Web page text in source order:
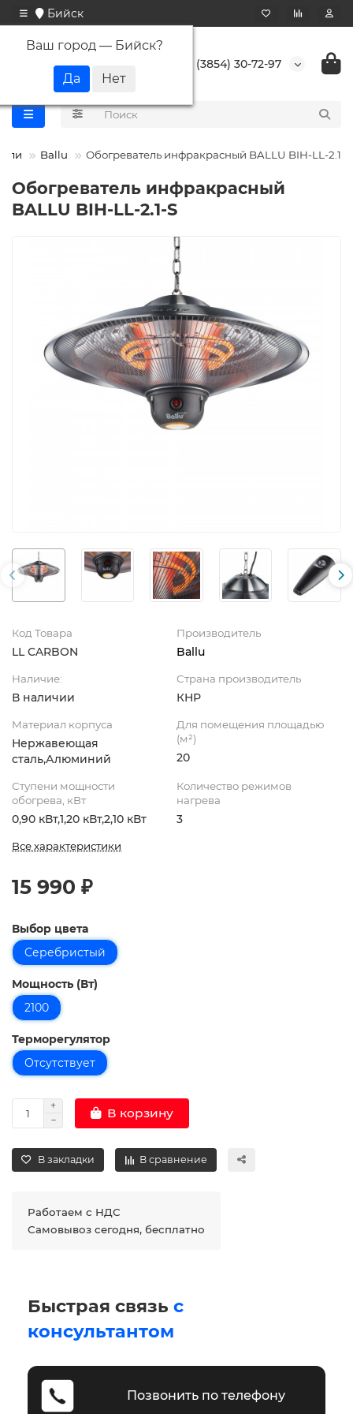
Бийск
Ваш город — Бийск?
+7 (3854) 30-72-97
Ballu Обогреватель инфракрасный BALLU BIH-LL-2.1-S
Обогреватель инфракрасный
BALLU BIH-LL-2.1-S
Код Товара
LL CARBON
Производитель
Ballu
Наличие:
В наличии
Страна производитель
КНР
Материал корпуса
Нержавеющая
сталь,Алюминий
Для помещения площадью
(м²)
20
Ступени мощности
обогрева, кВт
0,90 кВт,1,20 кВт,2,10 кВт
Количество режимов
нагрева
3
Все характеристики
15 990 ₽
Выбор цвета
Серебристый
Мощность (Вт)
2100
Терморегулятор
Отсутствует
В корзину
В закладки В сравнение
Работаем с НДС
Самовывоз сегодня, бесплатно
Быстрая связь с
консультантом
Позвонить по телефону